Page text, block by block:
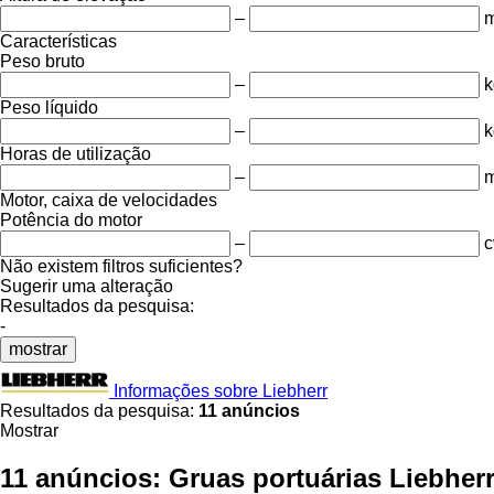
–
Características
Peso bruto
–
Peso líquido
–
Horas de utilização
–
Motor, caixa de velocidades
Potência do motor
–
Não existem filtros suficientes?
Sugerir uma alteração
Resultados da pesquisa:
-
mostrar
Informações sobre Liebherr
Resultados da pesquisa: 11 anúncios
Mostrar
11 anúncios: Gruas portuárias Liebherr